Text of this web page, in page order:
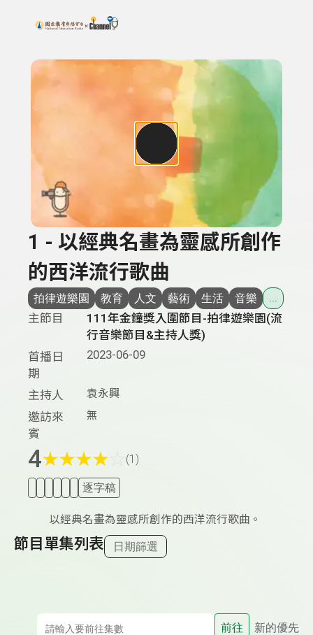
上方功能區塊
搜尋關鍵字：可輸入節目名稱、主持人或關鍵字
1 - 以經典名畫為靈感所創作
的西洋流行歌曲
拍律遊樂園 教育 人文 藝術 生活 音樂 ...
主節目
111年金鐘獎入圍節目-拍律遊樂園(流
行音樂節目&主持人獎)
首播日
期
2023-06-09
主持人 袁永興
邀訪來
賓
無
4★★★★ (1)
逐字稿
以經典名畫為靈感所創作的西洋流行歌曲。
節目單集列表 日期篩選
前往 新的優先